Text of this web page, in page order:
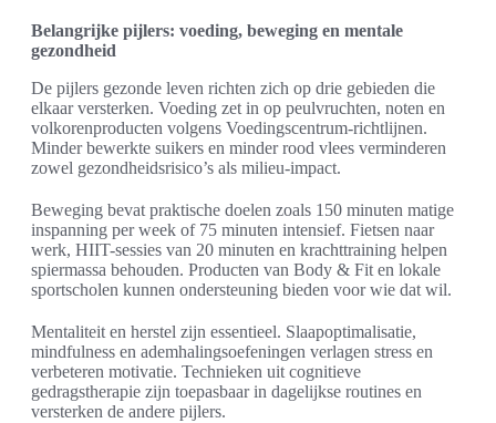
Belangrijke pijlers: voeding, beweging en mentale
gezondheid
De pijlers gezonde leven richten zich op drie gebieden die
elkaar versterken. Voeding zet in op peulvruchten, noten en
volkorenproducten volgens Voedingscentrum-richtlijnen.
Minder bewerkte suikers en minder rood vlees verminderen
zowel gezondheidsrisico’s als milieu-impact.
Beweging bevat praktische doelen zoals 150 minuten matige
inspanning per week of 75 minuten intensief. Fietsen naar
werk, HIIT-sessies van 20 minuten en krachttraining helpen
spiermassa behouden. Producten van Body & Fit en lokale
sportscholen kunnen ondersteuning bieden voor wie dat wil.
Mentaliteit en herstel zijn essentieel. Slaapoptimalisatie,
mindfulness en ademhalingsoefeningen verlagen stress en
verbeteren motivatie. Technieken uit cognitieve
gedragstherapie zijn toepasbaar in dagelijkse routines en
versterken de andere pijlers.